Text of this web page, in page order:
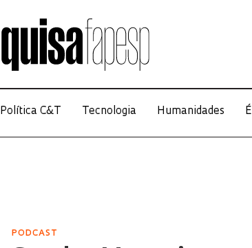
Política C&T Tecnologia Humanidades
PODCAST